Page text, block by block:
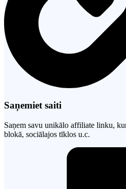
Saņemiet saiti
Saņem savu unikālo affiliate linku,
blokā, sociālajos tīklos u.c.